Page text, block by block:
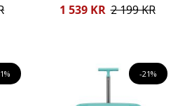
Reducerat
1 539 KR 2 199 KR
-21%